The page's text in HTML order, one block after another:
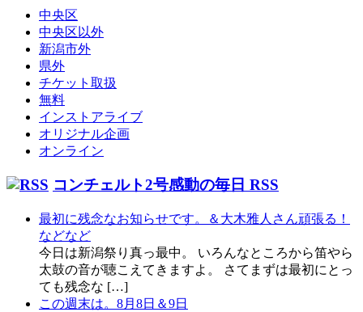
中央区
中央区以外
新潟市外
県外
チケット取扱
無料
インストアライブ
オリジナル企画
オンライン
コンチェルト2号感動の毎日 RSS
最初に残念なお知らせです。＆大木雅人さん頑張る！
などなど
今日は新潟祭り真っ最中。 いろんなところから笛やら
太鼓の音が聴こえてきますよ。 さてまずは最初にとっ
ても残念な […]
この週末は。8月8日＆9日